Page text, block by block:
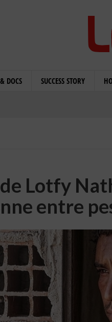
DOCS SUCCESS STORY
Lotfy
entre